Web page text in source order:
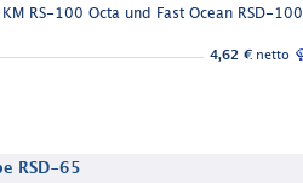
RS-100 Octa und Fast Ocean RSD-100
4,62 €netto
RSD-65